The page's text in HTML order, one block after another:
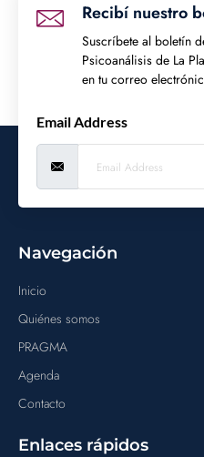
Recibí nuestro
Suscríbete al boletín
Psicoanálisis de La
en tu correo
Email Address
Navegación
Inicio
Quiénes somos
PRAGMA
Agenda
Contacto
Enlaces rápidos